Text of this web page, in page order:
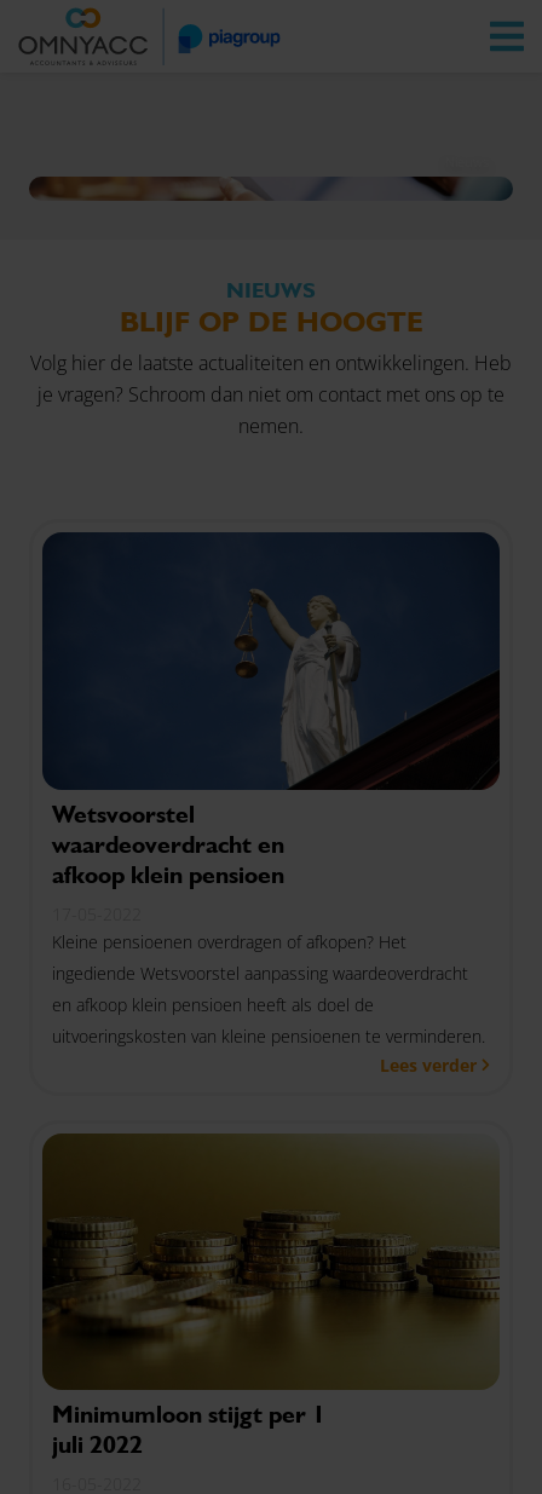
Vestigingen Zoeken
NIEUWS
BLIJF OP DE HOOGTE
Volg hier de laatste actualiteiten en ontwikkelingen. Heb
je vragen? Schroom dan niet om contact met ons op te
nemen.
Wetsvoorstel
waardeoverdracht en
afkoop klein pensioen
Kleine pensioenen overdragen of afkopen? Het
ingediende Wetsvoorstel aanpassing waardeoverdracht
en afkoop klein pensioen heeft als doel de
uitvoeringskosten van kleine pensioenen te verminderen.
Lees verder
Minimumloon stijgt per 1
juli 2022